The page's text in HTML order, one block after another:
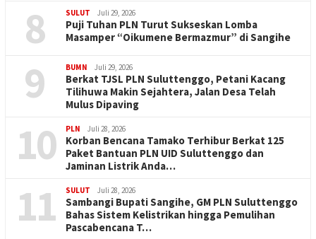
8 SULUT Juli 29, 2026
Puji Tuhan PLN Turut Sukseskan Lomba
Masamper “Oikumene Bermazmur” di Sangihe
9 BUMN Juli 29, 2026
Berkat TJSL PLN Suluttenggo, Petani Kacang
Tilihuwa Makin Sejahtera, Jalan Desa Telah
Mulus Dipaving
10 PLN Juli 28, 2026
Korban Bencana Tamako Terhibur Berkat 125
Paket Bantuan PLN UID Suluttenggo dan
Jaminan Listrik Anda…
11 SULUT Juli 28, 2026
Sambangi Bupati Sangihe, GM PLN Suluttenggo
Bahas Sistem Kelistrikan hingga Pemulihan
Pascabencana T…